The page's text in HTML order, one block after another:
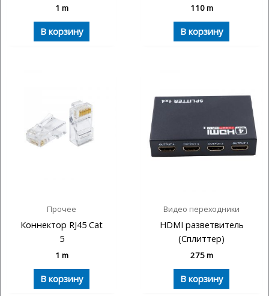
1 m
В корзину
110m
В корзину
Прочее
Коннектор RJ45 Cat
5
1 m
В корзину
Видео переходники
HDMI разветвитель
(Сплиттер)
275m
В корзину